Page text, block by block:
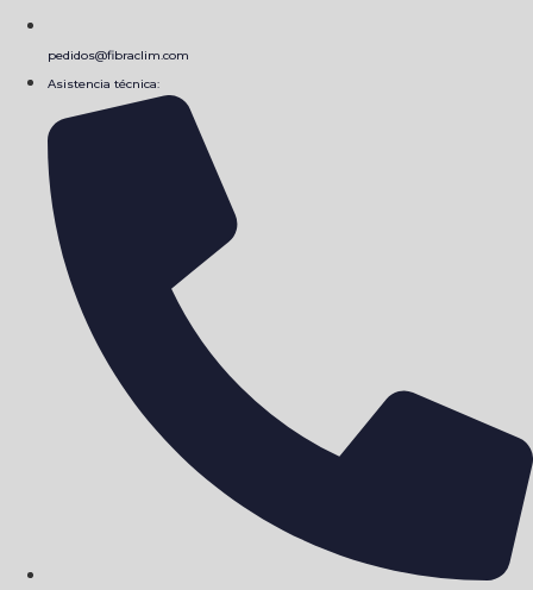
pedidos@fibraclim.com
Asistencia técnica: